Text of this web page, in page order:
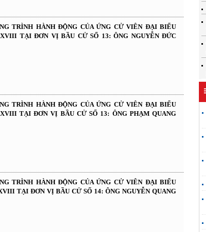
TRÌNH HÀNH ĐỘNG CỦA ỨNG CỬ VIÊN ĐẠI BIỂU
TẠI ĐƠN VỊ BẦU CỬ SỐ 13: ÔNG NGUYỄN ĐỨC
TRÌNH HÀNH ĐỘNG CỦA ỨNG CỬ VIÊN ĐẠI BIỂU
TẠI ĐƠN VỊ BẦU CỬ SỐ 13: ÔNG PHẠM QUANG
TRÌNH HÀNH ĐỘNG CỦA ỨNG CỬ VIÊN ĐẠI BIỂU
TẠI ĐƠN VỊ BẦU CỬ SỐ 14: ÔNG NGUYỄN QUANG